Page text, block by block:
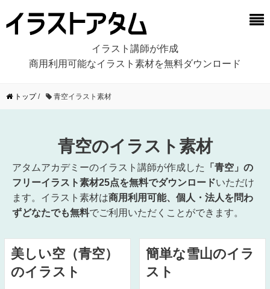
イラスト講師が作成
商用利用可能なイラスト素材を無料ダウンロード
トップ/ 青空イラスト素材
青空のイラスト素材
アタムアカデミーのイラスト講師が作成した
「青空」の
フリーイラスト素材25点を無料でダウンロードいただけ
ます。イラスト素材は商用利用可能、個人・法人を問わ
ずどなたでも無料でご利用いただくことができます。
美しい空（青空）
のイラスト
簡単な雪山のイラ
スト